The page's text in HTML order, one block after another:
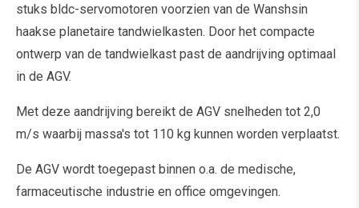
stuks bldc-servomotoren voorzien van de Wanshsin
haakse planetaire tandwielkasten. Door het compacte
ontwerp van de tandwielkast past de aandrijving optimaal
in de AGV.
Met deze aandrijving bereikt de AGV snelheden tot 2,0
m/s waarbij massa's tot 110 kg kunnen worden verplaatst.
De AGV wordt toegepast binnen o.a. de medische,
farmaceutische industrie en office omgevingen.